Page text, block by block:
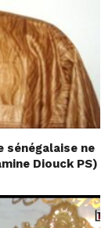
ne
Diouck PS)